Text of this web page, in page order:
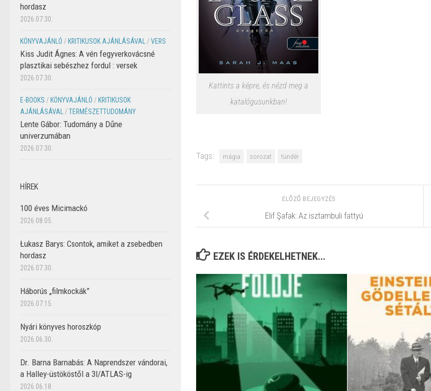
Kattints a képre, és nézd meg a
katalógusunkban!
Tags: mágia sorozat tündér
ELŐZŐ BEJEGYZÉS
Elif Şafak: Az isztambuli fattyú
EZEK IS ÉRDEKELHETNEK...
hordasz
2026.07.30.
KÖNYVAJÁNLÓ / KRITIKUSOK AJÁNLÁSÁVAL /VERS
Kiss Judit Ágnes: A vén fegyverkovácsné
plasztikai sebészhez fordul : versek
2026.07.30.
E-BOOKS / KÖNYVAJÁNLÓ / KRITIKUSOK
AJÁNLÁSÁVAL
/TERMÉSZETTUDOMÁNY
Lente Gábor: Tudomány a Dűne
univerzumában
2026.07.30.
HÍREK
100 éves Micimackó
2026.08.05.
Łukasz Barys: Csontok, amiket a zsebedben
hordasz
2026.07.30.
Háborús „filmkockák”
2026.07.15.
Nyári könyves horoszkóp
2026.06.30.
Dr. Barna Barnabás: A Naprendszer vándorai,
a Halley-üstököstől a 3I/ATLAS-ig
2026.06.18.